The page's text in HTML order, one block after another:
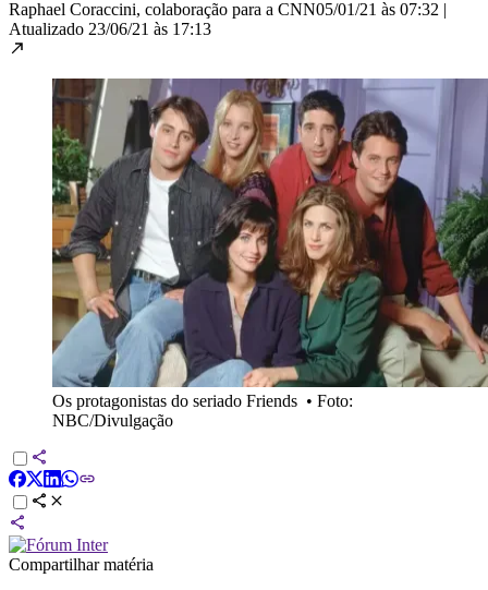
Raphael Coraccini, colaboração para a CNN05/01/21 às 07:32 |
Atualizado 23/06/21 às 17:13
Os protagonistas do seriado Friends • Foto:
NBC/Divulgação
Compartilhar matéria